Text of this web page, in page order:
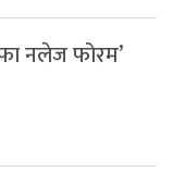
नलेज फोरम’